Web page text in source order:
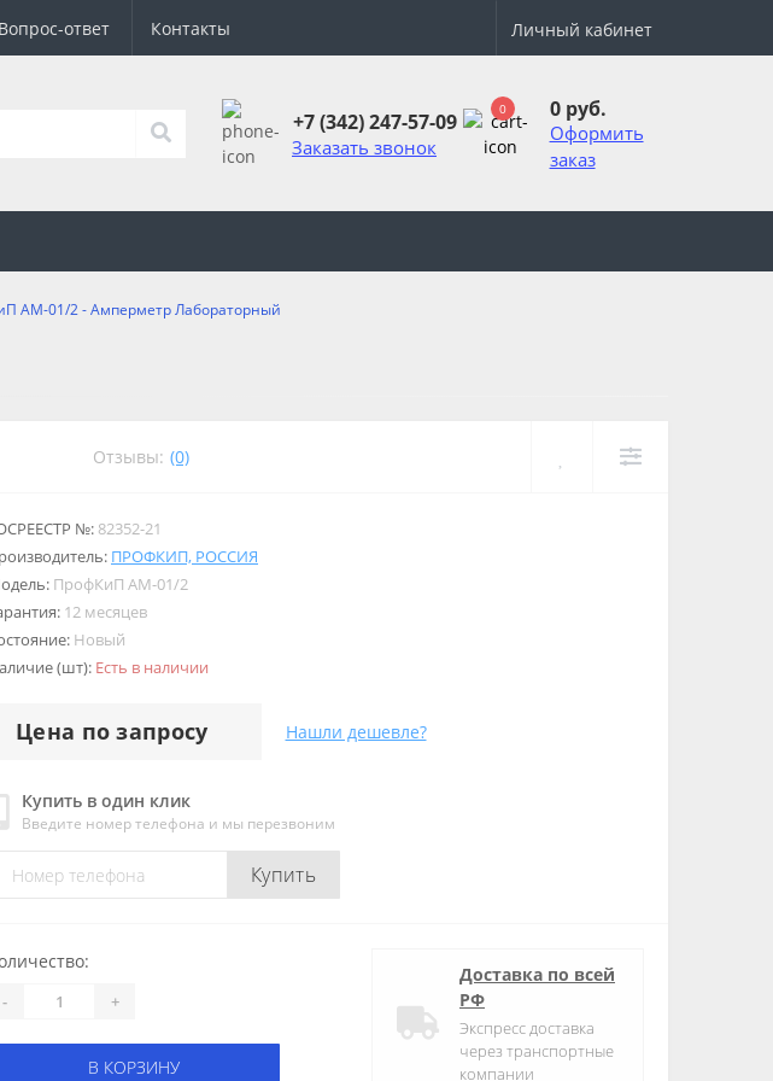
Вопрос-ответ Контакты Личный кабинет
+7 (342) 247-57-09
Заказать звонок
0 0 руб.
Оформить
заказ
АМ-01/2 - Амперметр Лабораторный
Отзывы: (0)
№: 82352-21
ПРОФКИП, РОССИЯ
ПрофКиП АМ-01/2
12 месяцев
Новый
(шт): Есть в наличии
Цена по запросу Нашли дешевле?
Купить в один клик
Введите номер телефона и мы перезвоним
Купить
- +
В КОРЗИНУ
Доставка по всей
РФ
Экспресс доставка
через транспортные
компании